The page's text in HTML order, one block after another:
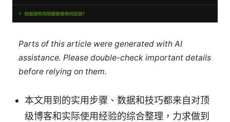
Parts of this article were generated with AI
assistance. Please double-check important details
before relying on them.
本文用到的实用步骤、数据和技巧都来自对顶
级博客和实际使用经验的综合整理，力求做到